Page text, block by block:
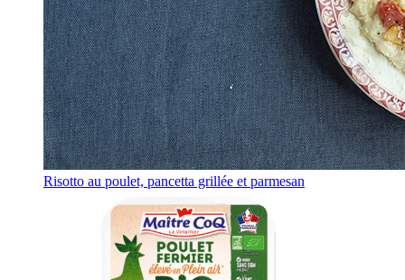
Risotto au poulet, pancetta grillée et parmesan